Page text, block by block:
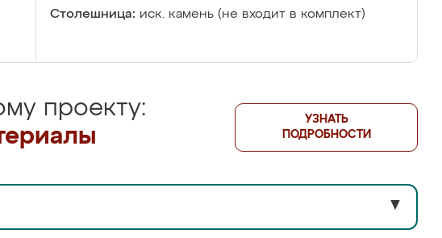
Столешница: иск. камень (не входит в комплект)
проекту:
УЗНАТЬ
ПОДРОБНОСТИ
▼